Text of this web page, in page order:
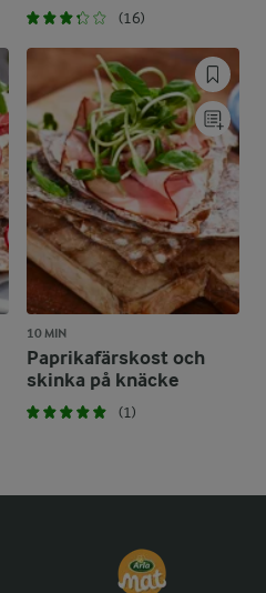
(16)
10 MIN
Paprikafärskost och
skinka på knäcke
(1)